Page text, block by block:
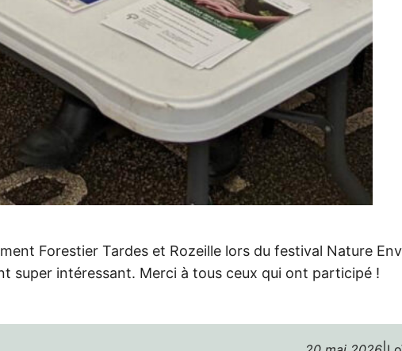
Forestier Tardes et Rozeille lors du festival Nature
super intéressant. Merci à tous ceux qui ont participé !